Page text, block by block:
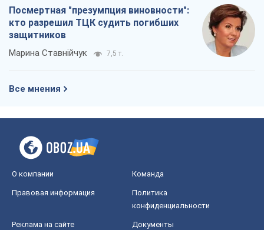
Посмертная "презумпция виновности":
кто разрешил ТЦК судить погибших
защитников
Марина Ставнійчук 7,5 т.
Все мнения
О компании Команда
Правовая информация
Политика
конфиденциальности
Реклама на сайте Документы